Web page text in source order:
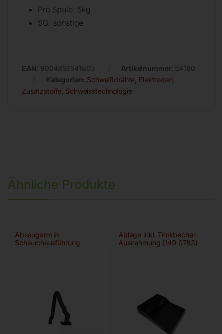
Pro Spule: 5kg
SG: sonstige
EAN: 9004853541803 Artikelnummer: 54180
Kategorien: Schweißdrähte, Elektroden,
Zusatzstoffe Schweisstechnologie
Ähnliche Produkte
Absaugarm in
Schlauchausführung
Ablage inkl. Trinkbecher-
Ausnehmung (149 0783)